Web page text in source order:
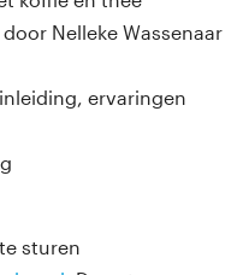
Wassenaar
ervaringen
sturen